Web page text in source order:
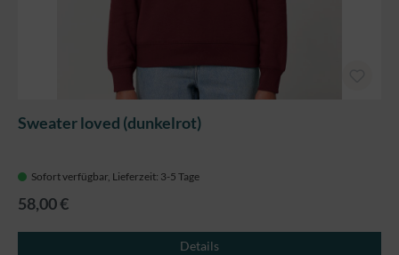
Sweater loved (dunkelrot)
Sofort verfügbar, Lieferzeit: 3-5 Tage
58,00 €
Details